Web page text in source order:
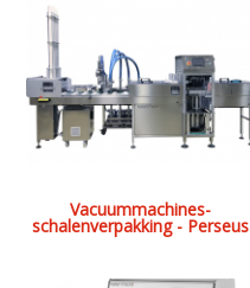
Vacuummachines-
schalenverpakking - Perseus